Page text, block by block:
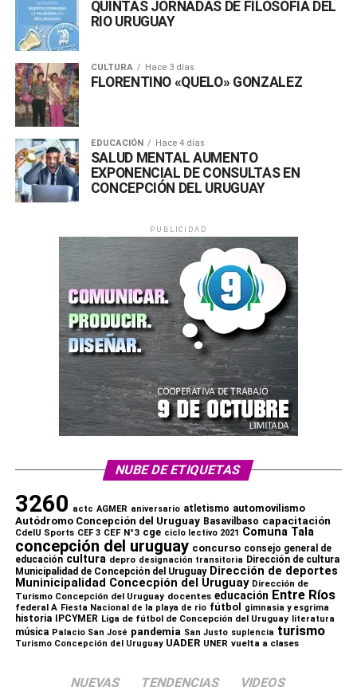
QUINTAS JORNADAS DE FILOSOFIA DEL
RIO URUGUAY
CULTURA Hace 3 días
FLORENTINO «QUELO» GONZALEZ
EDUCACIÓN Hace 4 días
SALUD MENTAL AUMENTO
EXPONENCIAL DE CONSULTAS EN
CONCEPCIÓN DEL URUGUAY
PUBLICIDAD
NUBE DE ETIQUETAS
3260 actc AGMER aniversario atletismo automovilismo
Autódromo Concepción del Uruguay Basavilbaso capacitación
CdelU Sports CEF 3 CEF N°3 cge ciclo lectivo 2021 Comuna Tala
concepción del uruguay concurso consejo general de
educación cultura depro designación transitoria Dirección de cultura
Municipalidad de Concepción del Uruguay Dirección de deportes
Muninicipalidad Concecpión del Uruguay Dirección de
Turismo Concepción del Uruguay docentes educación Entre Ríos
federal A Fiesta Nacional de la playa de rio fútbol gimnasia y esgrima
historia IPCYMER Liga de fútbol de Concepción del Uruguay literatura
música Palacio San José pandemia San Justo suplencia turismo
Turismo Concepción del Uruguay UADER UNER vuelta a clases
NUEVAS TENDENCIAS VIDEOS